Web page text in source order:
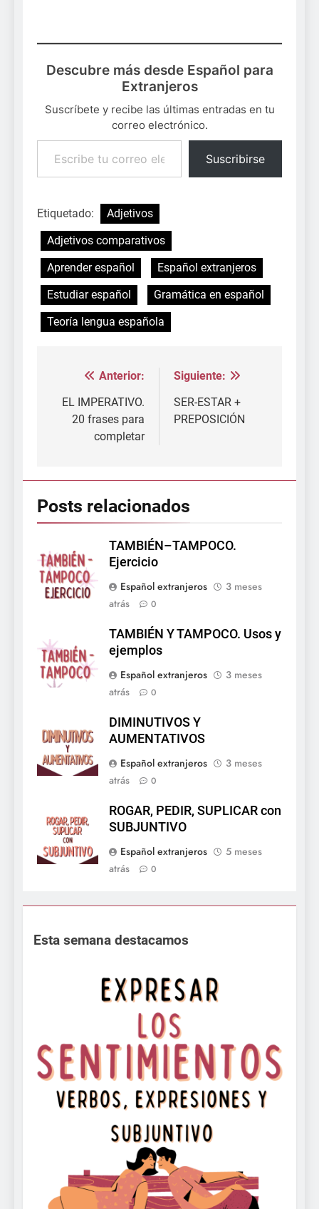
Descubre más desde Español para
Extranjeros
Suscríbete y recibe las últimas entradas en tu
correo electrónico.
Escribe tu correo electrónico…
Suscribirse
Etiquetado:
Adjetivos
Adjetivos comparativos
Aprender español
Español extranjeros
Estudiar español
Gramática en español
Teoría lengua española
Navegación
de
entradas
Anterior:
EL IMPERATIVO.
20 frases para
completar
Siguiente:
SER-ESTAR +
PREPOSICIÓN
Posts relacionados
TAMBIÉN–TAMPOCO.
Ejercicio
Español extranjeros
3 meses
atrás
0
TAMBIÉN Y TAMPOCO. Usos y
ejemplos
Español extranjeros
3 meses
atrás
0
DIMINUTIVOS Y
AUMENTATIVOS
Español extranjeros
3 meses
atrás
0
ROGAR, PEDIR, SUPLICAR con
SUBJUNTIVO
Español extranjeros
5 meses
atrás
0
Esta semana destacamos